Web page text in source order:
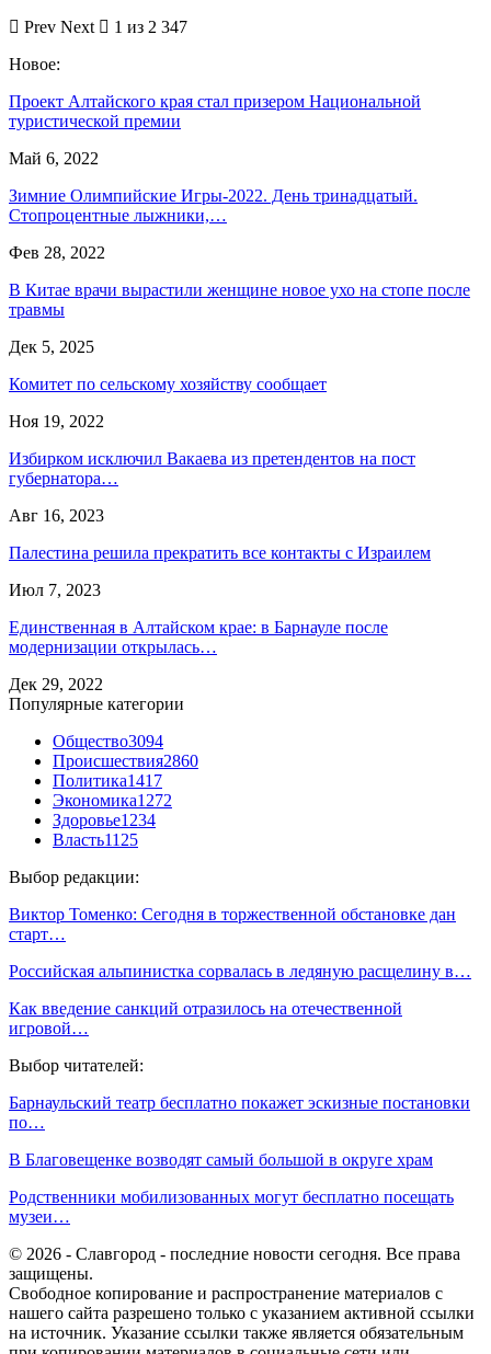
Prev Next
1 из 2 347
Новое:
Проект Алтайского края стал призером Национальной
туристической премии
Май 6, 2022
Зимние Олимпийские Игры-2022. День тринадцатый.
Стопроцентные лыжники,…
Фев 28, 2022
В Китае врачи вырастили женщине новое ухо на стопе после
травмы
Дек 5, 2025
Комитет по сельскому хозяйству сообщает
Ноя 19, 2022
Избирком исключил Вакаева из претендентов на пост
губернатора…
Авг 16, 2023
Палестина решила прекратить все контакты с Израилем
Июл 7, 2023
Единственная в Алтайском крае: в Барнауле после
модернизации открылась…
Дек 29, 2022
Популярные категории
Общество3094
Происшествия2860
Политика1417
Экономика1272
Здоровье1234
Власть1125
Выбор редакции:
Виктор Томенко: Сегодня в торжественной обстановке дан
старт…
Российская альпинистка сорвалась в ледяную расщелину в…
Как введение санкций отразилось на отечественной
игровой…
Выбор читателей:
Барнаульский театр бесплатно покажет эскизные постановки
по…
В Благовещенке возводят самый большой в округе храм
Родственники мобилизованных могут бесплатно посещать
музеи…
© 2026 - Славгород - последние новости сегодня. Все права
защищены.
Свободное копирование и распространение материалов с
нашего сайта разрешено только с указанием активной ссылки
на источник. Указание ссылки также является обязательным